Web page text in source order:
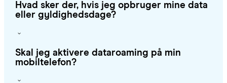
Hvad sker der, hvis jeg opbruger mine data
eller gyldighedsdage?
Skal jeg aktivere dataroaming på min
mobiltelefon?